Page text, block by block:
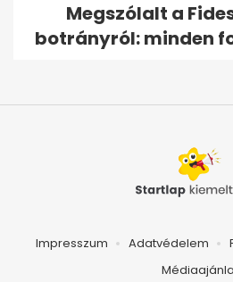
Megszólalt a
botrányról: minden
Impresszum Adatvédelem